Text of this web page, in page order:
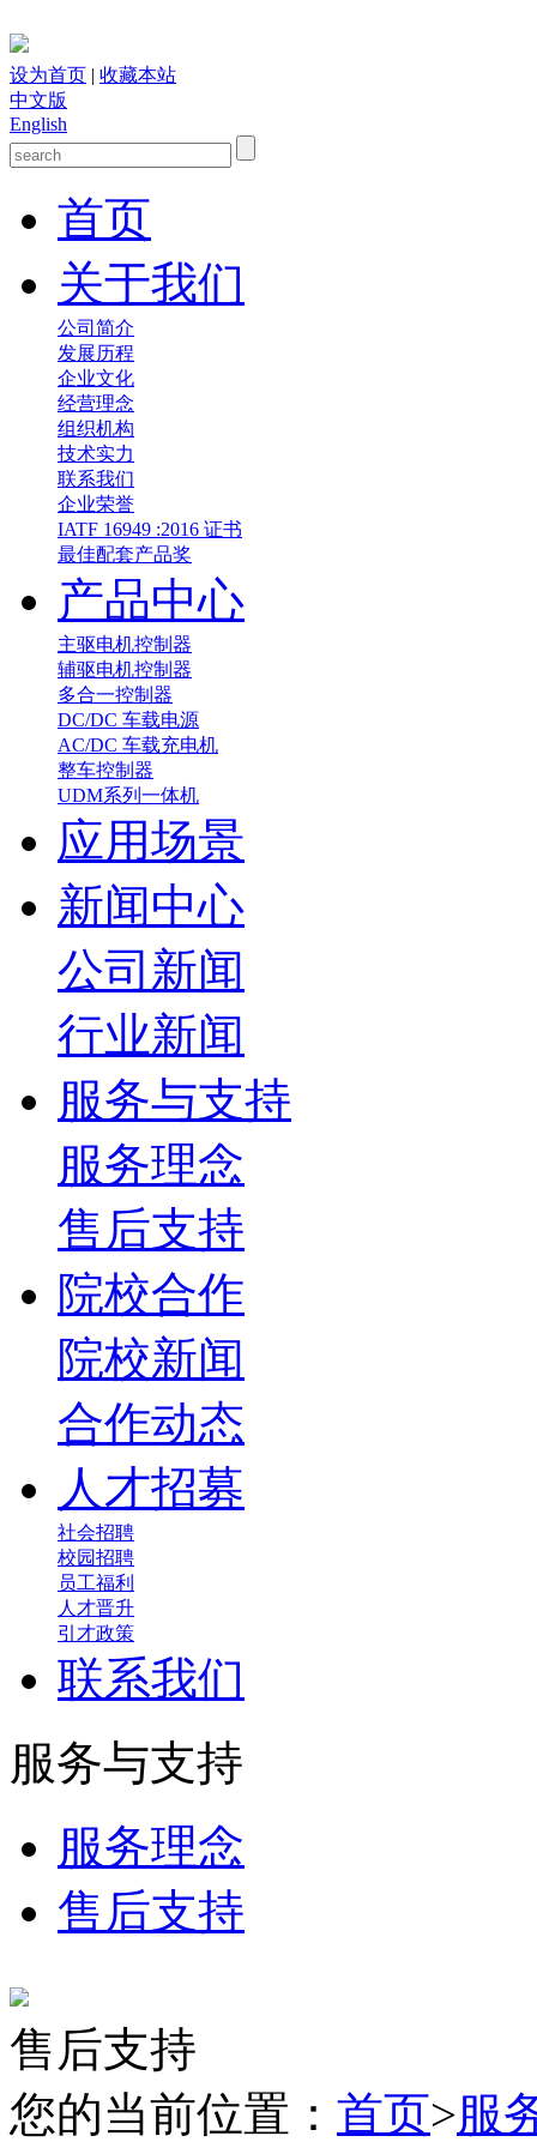
设为首页 | 收藏本站
中文版
English
首页
关于我们
公司简介
发展历程
企业文化
经营理念
组织机构
技术实力
联系我们
企业荣誉
IATF 16949 :2016 证书
最佳配套产品奖
产品中心
主驱电机控制器
辅驱电机控制器
多合一控制器
DC/DC 车载电源
AC/DC 车载充电机
整车控制器
UDM系列一体机
应用场景
新闻中心
公司新闻
行业新闻
服务与支持
服务理念
售后支持
院校合作
院校新闻
合作动态
人才招募
社会招聘
校园招聘
员工福利
人才晋升
引才政策
联系我们
服务与支持
服务理念
售后支持
售后支持
您的当前位置： 首页>服